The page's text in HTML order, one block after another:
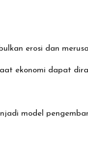
erosi dan
ekonomi dapat
model